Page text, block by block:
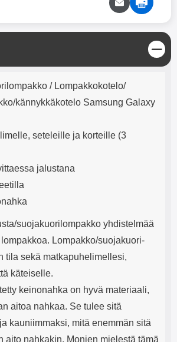
Input: AC100-240V 50/60Hz 0.8A
Max Output: USB: DC5V/3.0A
20.W Max Johdon pituus: 1 metri
S
u
l
/ Lompakkokotelo/
kännykkäkotelo Samsung Galaxy
seteleille ja korteille (3
jalustana
suojakuorilompakko yhdistelmää
Lompakko/suojakuori-
tila sekä matkapuhelimellesi,
käteiselle.
keinonahka on hyvä materiaali,
aitoa nahkaa. Se tulee sitä
kauniimmaksi, mitä enemmän sitä
aito nahkakin. Monien mielestä tämä